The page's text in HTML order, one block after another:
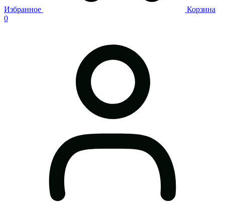
Избранное
Корзина
0